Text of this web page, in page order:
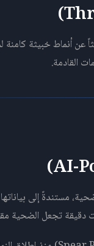
عن أنماط خبيثة
القادمة.
مستندةً إلى بياناتها
تجعل الضحية